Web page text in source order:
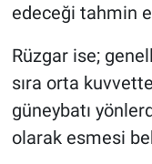
edeceği tahmin
Rüzgar ise;
sıra orta
güneybatı
olarak esmesi